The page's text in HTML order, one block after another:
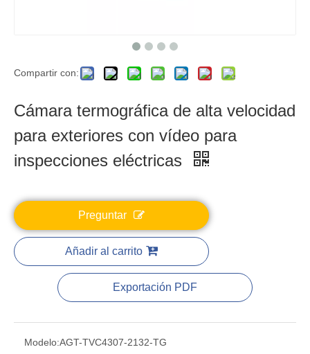
Compartir con:
Cámara termográfica de alta velocidad
para exteriores con vídeo para
inspecciones eléctricas
Preguntar
Añadir al carrito
Exportación PDF
Modelo:AGT-TVC4307-2132-TG